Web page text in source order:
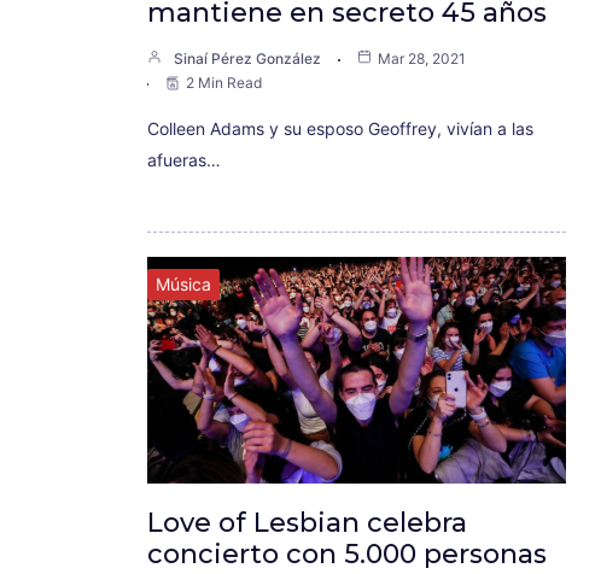
mantiene en secreto 45 años
Sinaí Pérez González
Mar 28, 2021
2 Min Read
Colleen Adams y su esposo Geoffrey, vivían a las
afueras…
Música
Love of Lesbian celebra
concierto con 5.000 personas